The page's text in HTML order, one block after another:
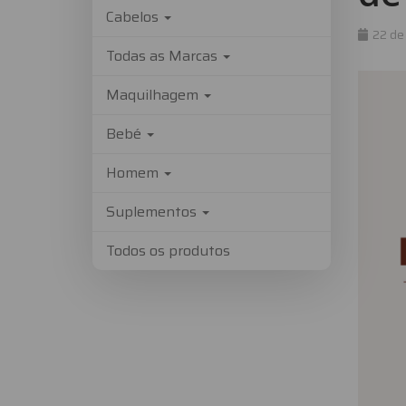
Cabelos
Todas as Marcas
Maquilhagem
Bebé
Homem
Suplementos
Todos os produtos
22